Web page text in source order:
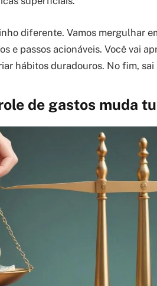
diferente. Vamos mergulhar
e passos acionáveis. Você vai
hábitos duradouros. No fim,
de gastos muda